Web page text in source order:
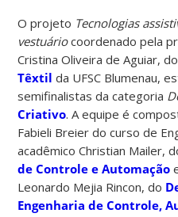
O projeto Tecnologias
vestuáriocoordenado pela
Cristina Oliveira de Aguiar,
Têxtil da UFSC Blumenau,
semifinalistas da categoria
Criativo. A equipe é
Fabieli Breier do curso de
acadêmico Christian Mailer,
de Controle e Automação
Leonardo Mejia Rincon, do
Engenharia de Controle,